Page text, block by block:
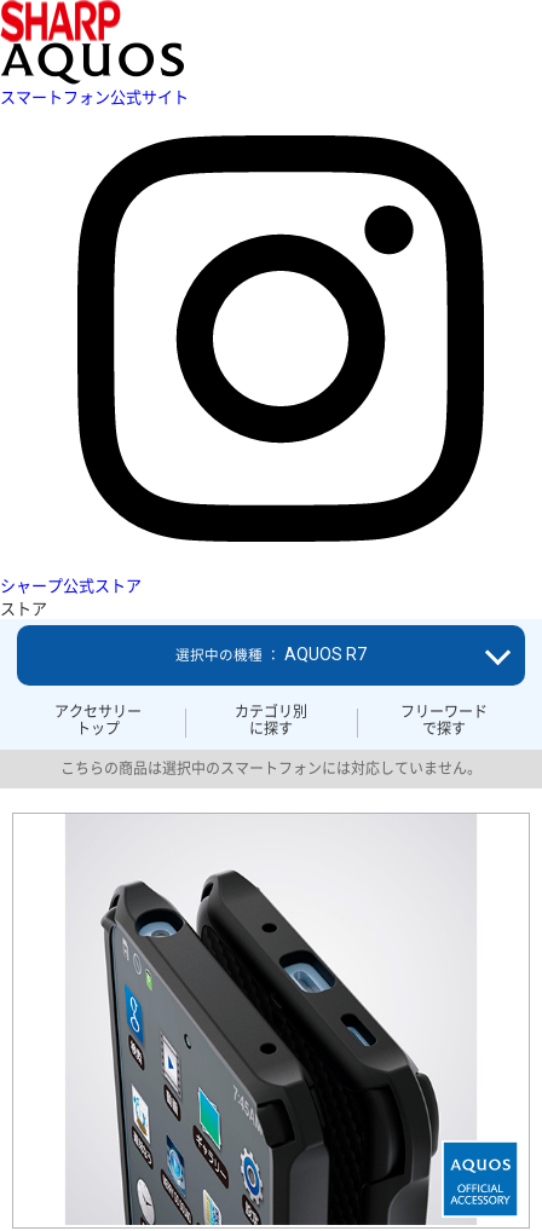
スマートフォン公式サイト
シャープ公式ストア
ストア
アクセサリー
トップ
カテゴリ別
に探す
フリーワード
で探す
選択中の機種 ： AQUOS R7
こちらの商品は選択中のスマートフォンには対応していません。